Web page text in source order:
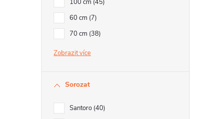
100 cm 45
60 cm 7
70 cm 38
Zobrazit
Sorozat
Santoro 40